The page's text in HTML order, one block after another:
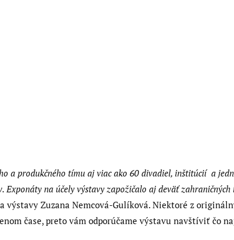
a produkčného tímu aj viac ako 60 divadiel, inštitúcií a
na účely výstavy zapožičalo aj deväť
výstavy Zuzana Nemcová-Gulíková. Niektoré z
čase, preto vám odporúčame výstavu navštíviť čo